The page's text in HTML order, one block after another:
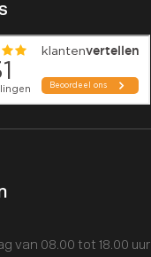
van 08.00 tot 18.00 uur